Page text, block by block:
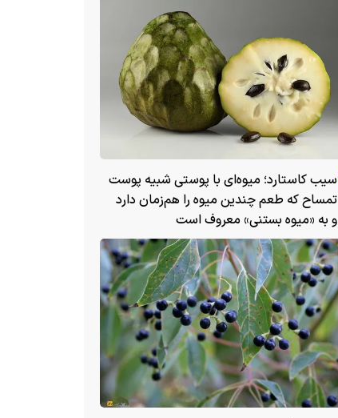
سیب کاستارد؛ میوه‌ای با پوستی شبیه پوست
تمساح که طعم چندین میوه را هم‌زمان دارد
و به «میوه بستنی» معروف است